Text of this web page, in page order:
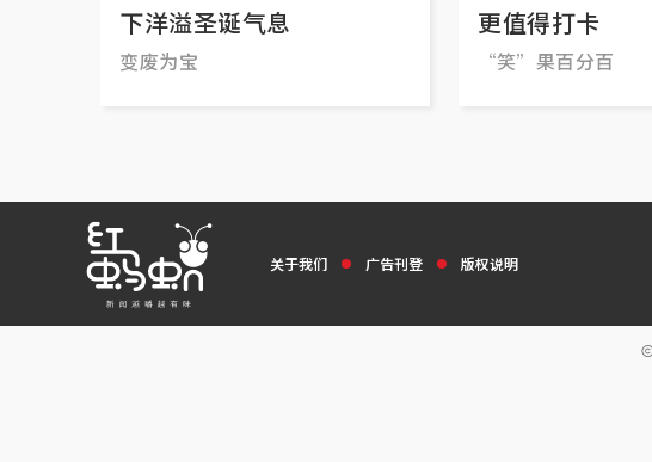
下洋溢圣诞气息
变废为宝
更值得打卡
“笑”果百分百
关于我们 广告刊登 版权说明